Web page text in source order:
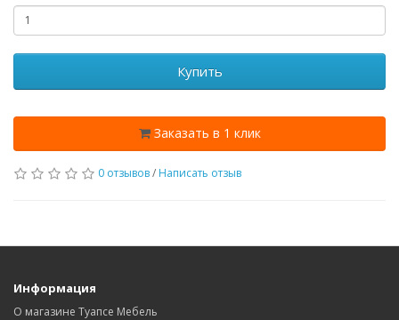
Купить
Заказать в 1 клик
0 отзывов/ Написать отзыв
Информация
О магазине Туапсе Мебель